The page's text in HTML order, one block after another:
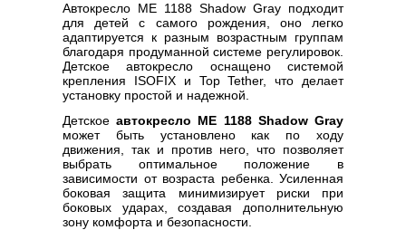
Автокресло ME 1188 Shadow Gray подходит
для детей с самого рождения, оно легко
адаптируется к разным возрастным группам
благодаря продуманной системе регулировок.
Детское автокресло оснащено системой
крепления ISOFIX и Top Tether, что делает
установку простой и надежной.
Детскоеавтокресло ME 1188 Shadow Gray
может быть установлено как по ходу
движения, так и против него, что позволяет
выбрать оптимальное положение в
зависимости от возраста ребенка. Усиленная
боковая защита минимизирует риски при
боковых ударах, создавая дополнительную
зону комфорта и безопасности.